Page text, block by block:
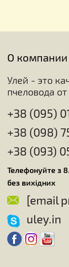
О компании
Улей - это
пчеловода
+38 (095)
+38 (098)
+38 (093)
Телефонуйте з
без вихідних
[email
uley.in